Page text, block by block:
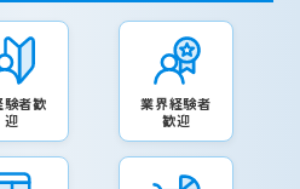
験者歓
迎
業界経験者
歓迎